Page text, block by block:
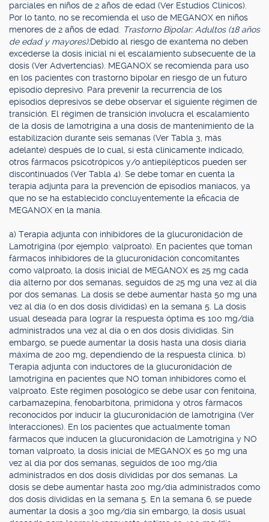
parciales en niños de 2 años de edad (Ver Estudios Clínicos).
Por lo tanto, no se recomienda el uso de MEGANOX en niños
menores de 2 años de edad.
Trastorno Bipolar: Adultos (18 años
de edad y mayores):Debido al riesgo de exantema no deben
excederse la dosis inicial ni el escalamiento subsecuente de la
dosis (Ver Advertencias). MEGANOX se recomienda para uso
en los pacientes con trastorno bipolar en riesgo de un futuro
episodio depresivo. Para prevenir la recurrencia de los
episodios depresivos se debe observar el siguiente régimen de
transición. El régimen de transición involucra el escalamiento
de la dosis de lamotrigina a una dosis de mantenimiento de la
estabilización durante seis semanas (Ver Tabla 3, más
adelante) después de lo cual, si está clínicamente indicado,
otros fármacos psicotrópicos y/o antiepilépticos pueden ser
discontinuados (Ver Tabla 4). Se debe tomar en cuenta la
terapia adjunta para la prevención de episodios maníacos, ya
que no se ha establecido concluyentemente la eficacia de
MEGANOX en la manía.
a) Terapia adjunta con inhibidores de la glucuronidación de
Lamotrigina (por ejemplo: valproato). En pacientes que toman
fármacos inhibidores de la glucuronidación concomitantes
como valproato, la dosis inicial de MEGANOX es 25 mg cada
día alterno por dos semanas, seguidos de 25 mg una vez al día
por dos semanas. La dosis se debe aumentar hasta 50 mg una
vez al día (o en dos dosis divididas) en la semana 5. La dosis
usual deseada para lograr la respuesta óptima es 100 mg/día
administrados una vez al día o en dos dosis divididas. Sin
embargo, se puede aumentar la dosis hasta una dosis diaria
máxima de 200 mg, dependiendo de la respuesta clínica. b)
Terapia adjunta con inductores de la glucuronidación de
lamotrigina en pacientes que NO toman inhibidores como el
valproato. Este régimen posológico se debe usar con fenitoína,
carbamazepina, fenobarbitona, primidona y otros fármacos
reconocidos por inducir la glucuronidación de lamotrigina (Ver
Interacciones). En los pacientes que actualmente toman
fármacos que inducen la glucuronidación de Lamotrigina y NO
toman valproato, la dosis inicial de MEGANOX es 50 mg una
vez al día por dos semanas, seguidos de 100 mg/día
administrados en dos dosis divididas por dos semanas. La
dosis se debe aumentar hasta 200 mg/día administrados como
dos dosis divididas en la semana 5. En la semana 6, se puede
aumentar la dosis a 300 mg/día sin embargo, la dosis usual